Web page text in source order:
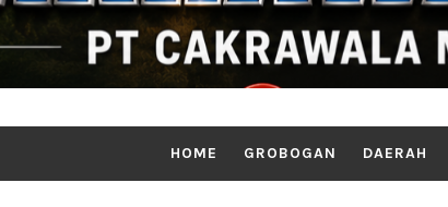
HOME GROBOGAN DAERAH